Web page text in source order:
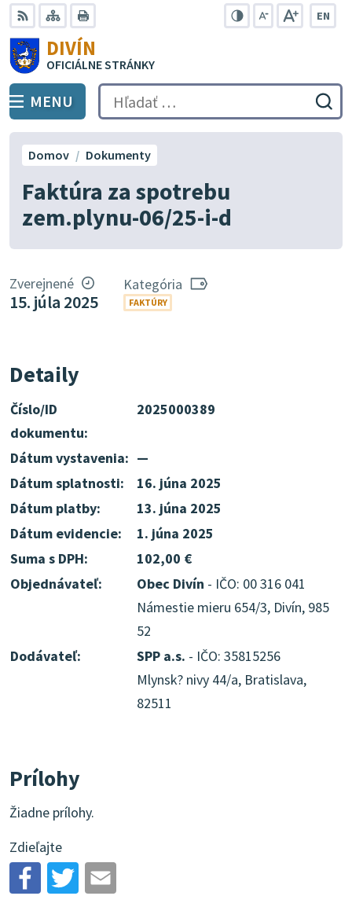
Preskočiť
na
obsah
RSS Mapa
EN
DIVÍN
OFICIÁLNE STRÁNKY
PREPNÚŤ
MENU Hľadať:
Faktúra za spotrebu
zem.plynu-06/25-i-d
Domov Dokumenty
Zverejnené
15. júla 2025
Kategória
FAKTÚRY
Detaily
Číslo/ID
dokumentu:
2025000389
Dátum vystavenia: —
Dátum splatnosti:
16. júna 2025
Dátum platby:
13. júna 2025
Dátum evidencie:
1. júna 2025
Suma s DPH:
102,00 €
Objednávateľ:
Obec Divín - IČO: 00 316 041
Námestie mieru 654/3, Divín, 985
52
Dodávateľ:
SPP a.s. - IČO: 35815256
Mlynsk? nivy 44/a, Bratislava,
82511
Prílohy
Žiadne prílohy.
Zdieľajte